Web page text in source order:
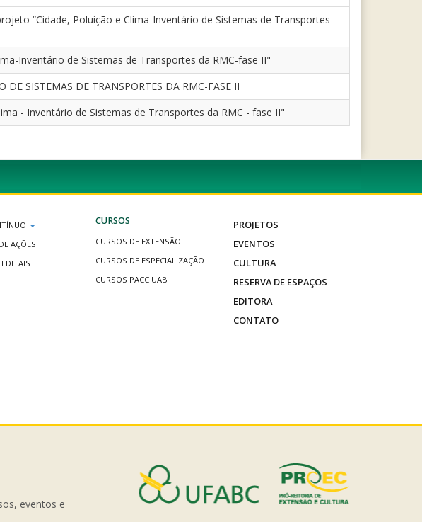
“Cidade, Poluição e Clima-Inventário de Sistemas de Transportes
Inventário de Sistemas de Transportes da RMC-fase II"
SISTEMAS DE TRANSPORTES DA RMC-FASE II
- Inventário de Sistemas de Transportes da RMC - fase II"
AÇÕES
CURSOS
CURSOS DE EXTENSÃO
CURSOS DE ESPECIALIZAÇÃO
CURSOS PACC UAB
PROJETOS
EVENTOS
CULTURA
RESERVA DE ESPAÇOS
EDITORA
CONTATO
eventos e